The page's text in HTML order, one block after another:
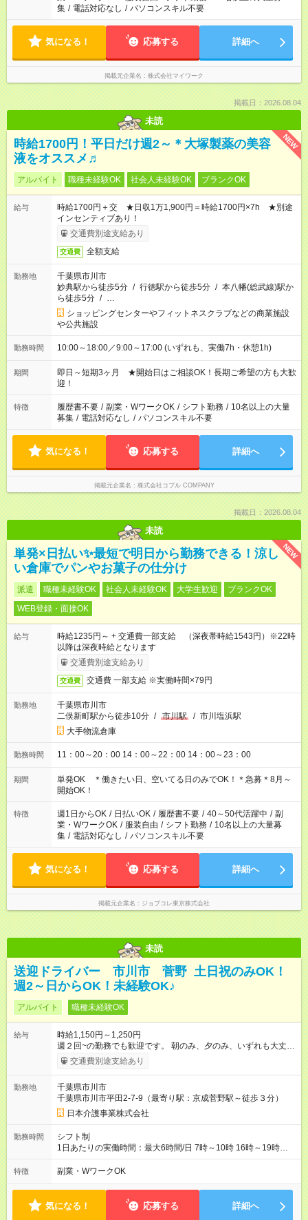
集 / 電話対応なし / パソコンスキル不要
気になる！ 応募する 詳細へ
掲載元企業名 株式会社マイワーク
掲載日：2026.08.04
未読
NEW
時給1700円！平日だけ週2～＊大塚製薬の美容
液をオススメ♬
アルバイト 職種未経験OK 社会人未経験OK ブランクOK
給与
時給1700円＋交 ★日収1万1,900円＝時給1700円×7h ★別途
インセンティブあり！
交通費別途支給あり
交通費 全額支給
勤務地
千葉県市川市
妙典駅から徒歩5分 / 行徳駅から徒歩5分 / 本八幡(総武線)駅か
ら徒歩5分 / …
ショッピングセンターやフィットネスクラブなどの商業施設
や公共施設
勤務時間 10:00～18:00／9:00～17:00 (いずれも、実働7h・休憩1h)
期間
即日～短期3ヶ月 ★開始日はご相談OK！長期ご希望の方も大歓
迎！
特徴 履歴書不要 / 副業・WワークOK / シフト勤務 / 10名以上の大量
募集 / 電話対応なし / パソコンスキル不要
気になる！ 応募する 詳細へ
掲載元企業名 株式会社コブル COMPANY
掲載日：2026.08.04
未読
NEW
単発×日払い✨最短で明日から勤務できる！涼し
い倉庫でパンやお菓子の仕分け
派遣 職種未経験OK 社会人未経験OK 大学生歓迎
ブランクOK
WEB登録・面接OK
給与
時給1235円～ + 交通費一部支給 （深夜帯時給1543円）※22時
以降は深夜時給となります
交通費別途支給あり
交通費 交通費 一部支給 ※実働時間×79円
勤務地
千葉県市川市
二俣新町駅から徒歩10分 / 市川駅 / 市川塩浜駅
大手物流倉庫
勤務時間 11：00～20：00 14：00～22：00 14：00～23：00
期間
単発OK ＊働きたい日、空いてる日のみでOK！＊急募＊8月～
開始OK！
特徴 週1日からOK / 日払いOK / 履歴書不要 / 40～50代活躍中 / 副
業・WワークOK / 服装自由 / シフト勤務 / 10名以上の大量募
集 / 電話対応なし / パソコンスキル不要
気になる！ 応募する 詳細へ
掲載元企業名 ジョブコレ東京株式会社
未読
送迎ドライバー 市川市 菅野 土日祝のみOK！
週2～日からOK！未経験OK♪
アルバイト 職種未経験OK
給与
時給1,150円～1,250円
週２回~の勤務でも歓迎です。 朝のみ、夕のみ、いずれも大丈夫
です。 副業歓迎、柔軟に対応致します 【試用期間】試用期間な
交通費別途支給あり
勤務地
千葉県市川市
千葉県市川市平田2-7-9（最寄り駅：京成菅野駅～徒歩３分）
日本介護事業株式会社
勤務時間
シフト制
1日あたりの実働時間：最大6時間/日 7時～10時 16時～19時な
ど 時間帯応相談
特徴 副業・WワークOK
気になる！ 応募する 詳細へ